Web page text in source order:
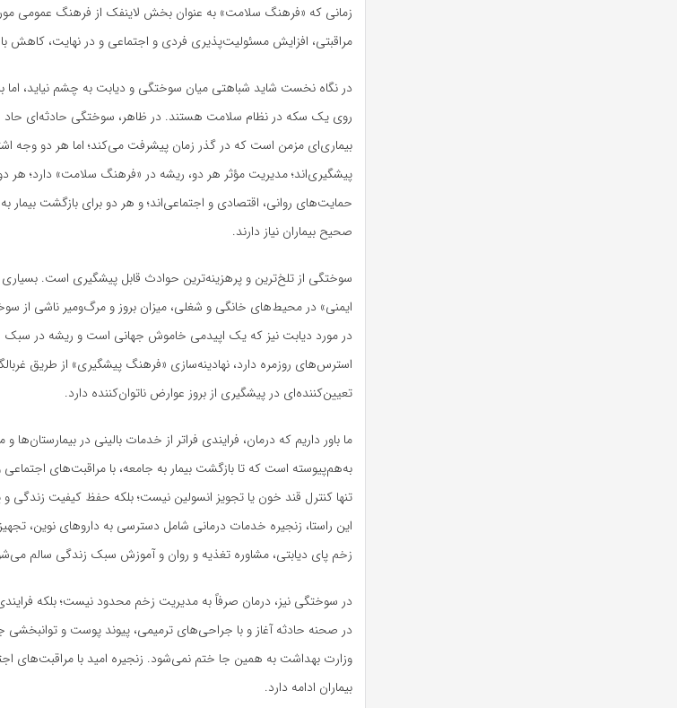
زمانی که «فرهنگ سلامت» به عنوان بخش لاینفک از فرهنگ عمومی
مراقبتی، افزایش مسئولیت‌پذیری فردی و اجتماعی و در نهایت، کاهش
در نگاه نخست شاید شباهتی میان سوختگی و دیابت به چشم نیاید، اما
روی یک سکه در نظام سلامت هستند. در ظاهر، سوختگی حادثه‌ای
بیماری‌ای مزمن است که در گذر زمان پیشرفت می‌کند؛ اما هر دو وجه
پیشگیری‌اند؛ مدیریت مؤثر هر دو، ریشه در «فرهنگ سلامت» دارد؛ هر
حمایت‌های روانی، اقتصادی و اجتماعی‌اند؛ و هر دو برای بازگشت
صحیح بیماران نیاز دارند.
سوختگی از تلخ‌ترین و پرهزینه‌ترین حوادث قابل پیشگیری است. بسیاری
ایمنی» در محیط‌های خانگی و شغلی، میزان بروز و مرگ‌ومیر ناشی
در مورد دیابت نیز که یک اپیدمی خاموش جهانی است و ریشه در سبک
استرس‌های روزمره دارد، نهادینه‌سازی «فرهنگ پیشگیری» از طریق
تعیین‌کننده‌ای در پیشگیری از بروز عوارض ناتوان‌کننده دارد.
ما باور داریم که درمان، فرایندی فراتر از خدمات بالینی در
به‌هم‌پیوسته است که تا بازگشت بیمار به جامعه، با مراقبت‌های
تنها کنترل قند خون یا تجویز انسولین نیست؛ بلکه حفظ کیفیت
این راستا، زنجیره خدمات درمانی شامل دسترسی به داروهای نوین،
زخم پای دیابتی، مشاوره تغذیه و روان و آموزش سبک زندگی سالم
در سوختگی نیز، درمان صرفاً به مدیریت زخم محدود نیست؛ بلکه
در صحنه حادثه آغاز و با جراحی‌های ترمیمی، پیوند پوست و توانبخشی
وزارت بهداشت به همین جا ختم نمی‌شود. زنجیره امید با مراقبت‌های
بیماران ادامه دارد.